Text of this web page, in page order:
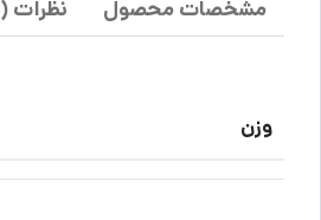
مشخصات محصول نظرات (0)
وزن